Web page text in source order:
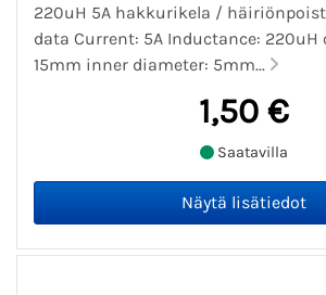
220uH 5A hakkurikela /
data Current: 5A Inductance: 220uH
15mm inner diameter: 5mm...
1,50 €
Saatavilla